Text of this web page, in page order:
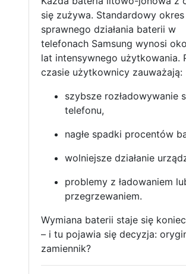
się zużywa. Standardowy okres
sprawnego działania baterii w
telefonach Samsung wynosi
lat intensywnego użytkowania.
czasie użytkownicy zauważają:
szybsze rozładowywanie
telefonu,
nagłe spadki procentów
wolniejsze działanie
problemy z ładowaniem
przegrzewaniem.
Wymiana baterii staje się
– i tu pojawia się decyzja:
zamiennik?